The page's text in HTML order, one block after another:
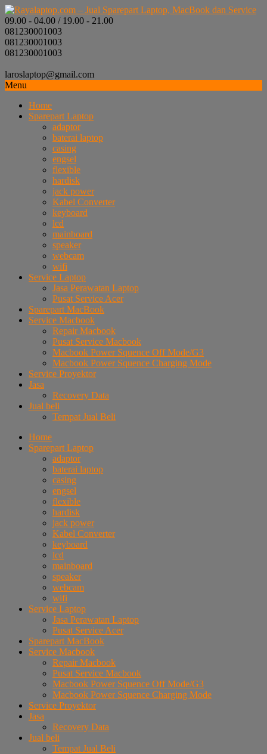
09.00 - 04.00 / 19.00 - 21.00
081230001003
081230001003
081230001003
laroslaptop@gmail.com
Menu
Home
Sparepart Laptop
adaptor
baterai laptop
casing
engsel
flexible
hardisk
jack power
Kabel Converter
keyboard
lcd
mainboard
speaker
webcam
wifi
Service Laptop
Jasa Perawatan Laptop
Pusat Service Acer
Sparepart MacBook
Service Macbook
Repair Macbook
Pusat Service Macbook
Macbook Power Squence Off Mode/G3
Macbook Power Squence Charging Mode
Service Proyektor
Jasa
Recovery Data
Jual beli
Tempat Jual Beli
Home
Sparepart Laptop
adaptor
baterai laptop
casing
engsel
flexible
hardisk
jack power
Kabel Converter
keyboard
lcd
mainboard
speaker
webcam
wifi
Service Laptop
Jasa Perawatan Laptop
Pusat Service Acer
Sparepart MacBook
Service Macbook
Repair Macbook
Pusat Service Macbook
Macbook Power Squence Off Mode/G3
Macbook Power Squence Charging Mode
Service Proyektor
Jasa
Recovery Data
Jual beli
Tempat Jual Beli